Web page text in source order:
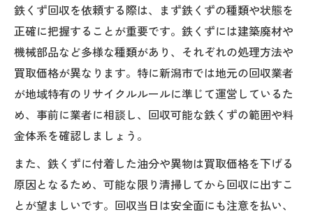
鉄くず回収を依頼する際は、まず鉄くずの種類や状態を
正確に把握することが重要です。鉄くずには建築廃材や
機械部品など多様な種類があり、それぞれの処理方法や
買取価格が異なります。特に新潟市では地元の回収業者
が地域特有のリサイクルルールに準じて運営しているた
め、事前に業者に相談し、回収可能な鉄くずの範囲や料
金体系を確認しましょう。
また、鉄くずに付着した油分や異物は買取価格を下げる
原因となるため、可能な限り清掃してから回収に出すこ
とが望ましいです。回収当日は安全面にも注意を払い、